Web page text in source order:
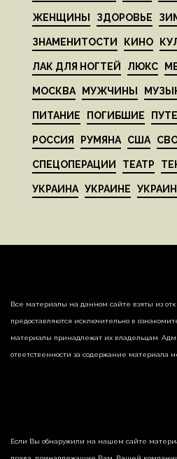
ЖЕНЩИНЫ ЗДОРОВЬЕ
ЗНАМЕНИТОСТИ КИНО
ЛАК ДЛЯ НОГТЕЙ ЛЮКС
МОСКВА МУЖЧИНЫ
ПИТАНИЕ ПОГИБШИЕ
РОССИЯ РУМЯНА США
СПЕЦОПЕРАЦИИ ТЕАТР
УКРАИНА УКРАИНЕ
Все материалы на данном сайте взяты из
предоставляются исключительно в
материалы принадлежат их владельцам.
ответственности за содержание материала
Если Вы обнаружили на нашем сайте